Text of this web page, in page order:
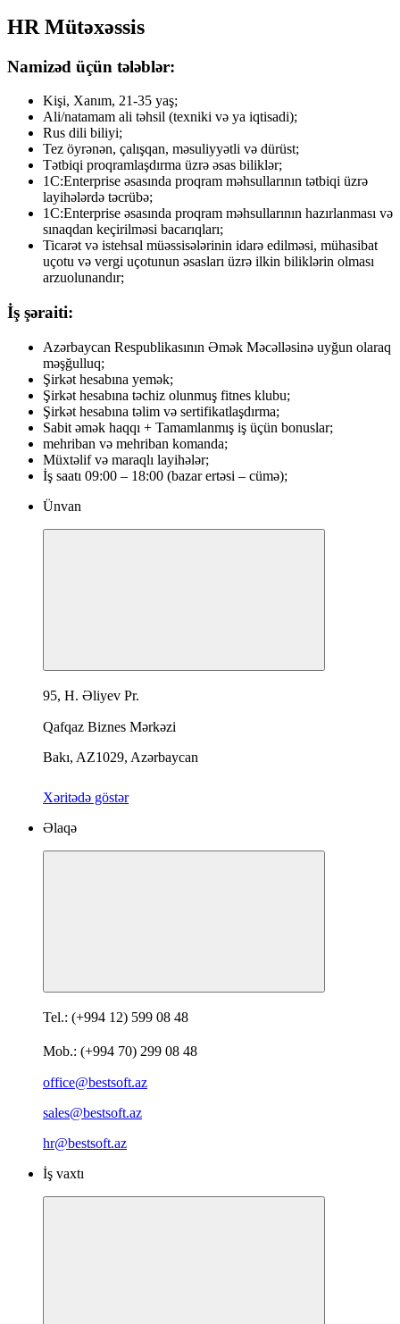
HR Mütəxəssis
Namizəd üçün tələblər:
Kişi, Xanım, 21-35 yaş;
Ali/natamam ali təhsil (texniki və ya iqtisadi);
Rus dili biliyi;
Tez öyrənən, çalışqan, məsuliyyətli və dürüst;
Tətbiqi proqramlaşdırma üzrə əsas biliklər;
1C:Enterprise əsasında proqram məhsullarının tətbiqi üzrə
layihələrdə təcrübə;
1C:Enterprise əsasında proqram məhsullarının hazırlanması və
sınaqdan keçirilməsi bacarıqları;
Ticarət və istehsal müəssisələrinin idarə edilməsi, mühasibat
uçotu və vergi uçotunun əsasları üzrə ilkin biliklərin olması
arzuolunandır;
İş şəraiti:
Azərbaycan Respublikasının Əmək Məcəlləsinə uyğun olaraq
məşğulluq;
Şirkət hesabına yemək;
Şirkət hesabına təchiz olunmuş fitnes klubu;
Şirkət hesabına təlim və sertifikatlaşdırma;
Sabit əmək haqqı + Tamamlanmış iş üçün bonuslar;
mehriban və mehriban komanda;
Müxtəlif və maraqlı layihələr;
İş saatı 09:00 – 18:00 (bazar ertəsi – cümə);
Ünvan
95, H. Əliyev Pr.
Qafqaz Biznes Mərkəzi
Bakı, AZ1029, Azərbaycan
Xəritədə göstər
Əlaqə
Tel.: (+994 12) 599 08 48
Mob.: (+994 70) 299 08 48
office@bestsoft.az
sales@bestsoft.az
hr@bestsoft.az
İş vaxtı